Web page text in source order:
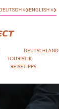
» ENGLISH »
DEUTSCHLAND
TOURISTIK
REISETIPPS